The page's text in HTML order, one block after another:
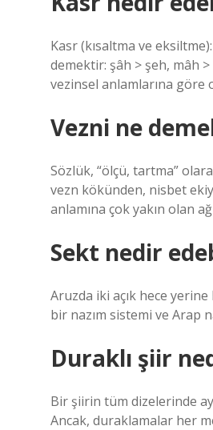
Kasr (kısaltma ve
demektir: şâh > şeh, mâh
vezinsel anlamlarına göre
Vezni ne
Sözlük, “ölçü, tartma”
vezn kökünden, nisbet
anlamına çok yakın olan
Sekt nedir
Aruzda iki açık hece yerine
bir nazım sistemi ve Arap
Duraklı şiir
Bir şiirin tüm dizelerinde
Ancak, duraklamalar her